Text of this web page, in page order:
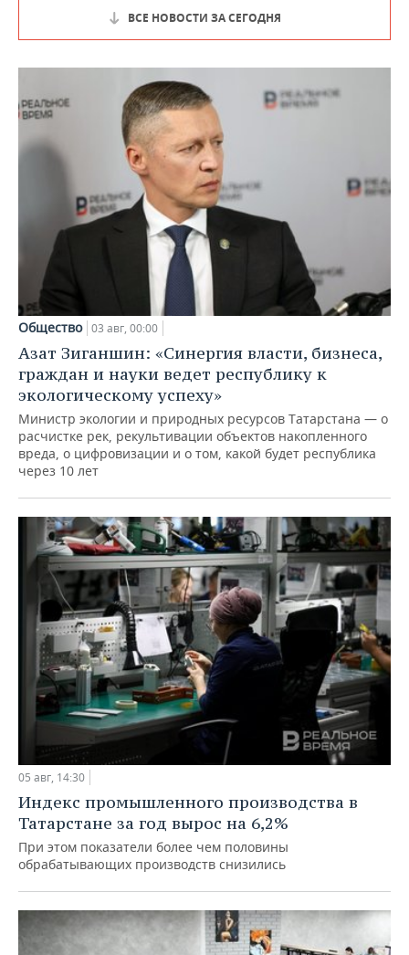
ВСЕ НОВОСТИ ЗА СЕГОДНЯ
Общество 03 авг, 00:00
Азат Зиганшин: «Синергия власти, бизнеса,
граждан и науки ведет республику к
экологическому успеху»
Министр экологии и природных ресурсов Татарстана — о
расчистке рек, рекультивации объектов накопленного
вреда, о цифровизации и о том, какой будет республика
через 10 лет
05 авг, 14:30
Индекс промышленного производства в
Татарстане за год вырос на 6,2%
При этом показатели более чем половины
обрабатывающих производств снизились